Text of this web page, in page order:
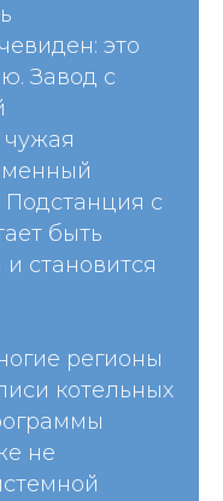
это
Завод с
чужая
Подстанция с
быть
становится
регионы
котельных
не